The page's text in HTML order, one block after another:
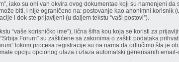
iako su oni van okvira ovog dokumentae koji su namenjeni
biti, i nije ograničeno na: postovanje kao anonimni korisnik
i dok ste prijavljeni (u daljem tekstu “vaši postovi”).
“vaše korisničko ime”), lična šifra kou koja se koristi za
Forum” su zaštićene sa zakonima o zaštiti podataka
tokom procesa registracije su na nama da odlučimo šta je
opciju opcionog ulaza i izlaza automatski generisanih